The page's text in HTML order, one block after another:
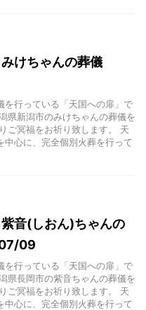
みけちゃんの葬儀
を行っている「天国への扉」で
県新潟市のみけちゃんの葬儀を
ご冥福をお祈り致します。 天
中心に、完全個別火葬を行って
音(しおん)ちゃんの
09
を行っている「天国への扉」で
県長岡市の紫音ちゃんの葬儀を
ご冥福をお祈り致します。 天
中心に、完全個別火葬を行って